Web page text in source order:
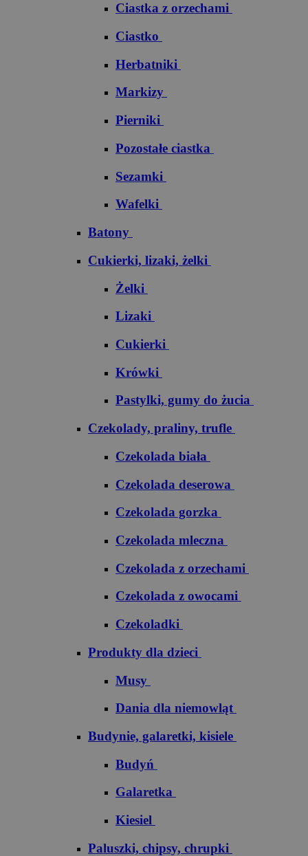
Ciastka z orzechami
Ciastko
Herbatniki
Markizy
Pierniki
Pozostałe ciastka
Sezamki
Wafelki
Batony
Cukierki, lizaki, żelki
Żelki
Lizaki
Cukierki
Krówki
Pastylki, gumy do żucia
Czekolady, praliny, trufle
Czekolada biała
Czekolada deserowa
Czekolada gorzka
Czekolada mleczna
Czekolada z orzechami
Czekolada z owocami
Czekoladki
Produkty dla dzieci
Musy
Dania dla niemowląt
Budynie, galaretki, kisiele
Budyń
Galaretka
Kiesiel
Paluszki, chipsy, chrupki